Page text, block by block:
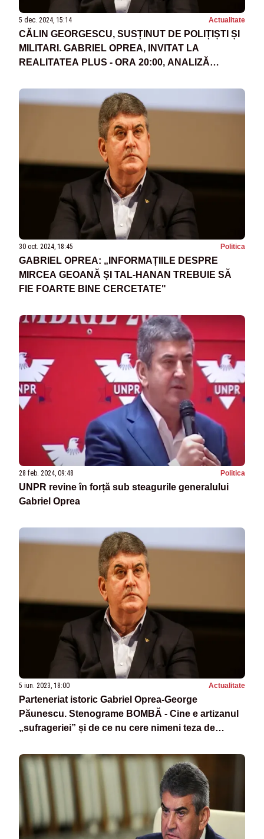
5 dec. 2024, 15:14 Actualitate
CĂLIN GEORGESCU, SUSȚINUT DE POLIȚIȘTI ȘI
MILITARI. GABRIEL OPREA, INVITAT LA
REALITATEA PLUS - ORA 20:00, ANALIZĂ
30 oct. 2024, 18:45 Politica
GABRIEL OPREA: „INFORMAȚIILE DESPRE
MIRCEA GEOANĂ ȘI TAL-HANAN TREBUIE SĂ
FIE FOARTE BINE CERCETATE"
28 feb. 2024, 09:48 Politica
UNPR revine în forță sub steagurile generalului
Gabriel Oprea
5 iun. 2023, 18:00 Actualitate
Parteneriat istoric Gabriel Oprea-George
Păunescu. Stenograme BOMBĂ - Cine e artizanul
„sufrageriei” și de ce nu cere nimeni teza de